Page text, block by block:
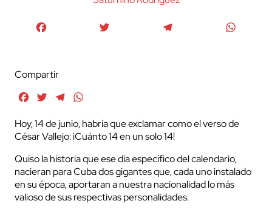
Compartir
FacebookTwitterTelegram
Hoy, 14 de junio, habría que exclamar como el verso de
César Vallejo: ¡Cuánto 14 en un solo 14!
Quiso la historia que ese día específico del calendario,
nacieran para Cuba dos gigantes que, cada uno instalado
en su época, aportaran a nuestra nacionalidad lo más
valioso de sus respectivas personalidades.